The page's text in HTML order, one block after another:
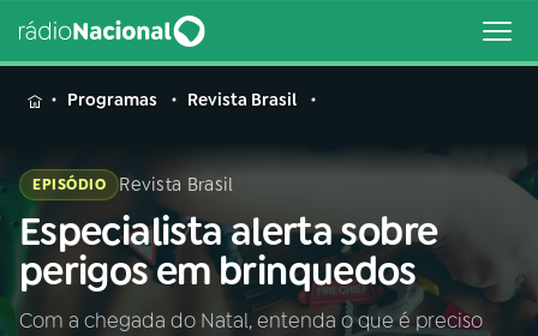
MENU
Buscar
na
Rádio
Nacional
Buscar
Programas Revista Brasil
EPISÓDIO Revista Brasil
Especialista alerta sobre
perigos em brinquedos
Com a chegada do Natal, entenda o que é preciso